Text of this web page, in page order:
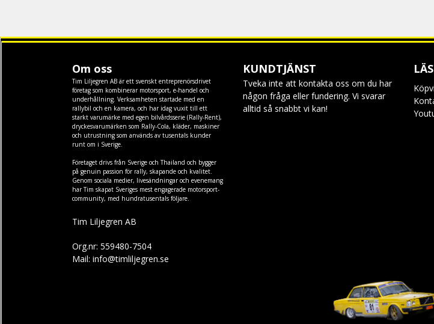
Om oss
Tim Liljegren AB är ett svenskt entreprenörsdrivet
företag som kombinerar motorsport, e-handel och
underhållning. Verksamheten startade med en
rallybil och en kamera, och har idag vuxit till ett
starkt varumärke med egen bilvårdsserie (Rally-Rent),
dryckesvarumärken som Rally-Cola, kläder, maskiner
och utrustning som används av tusentals kunder
runt om i Sverige.
Företaget drivs från Sverige och Thailand och bygger
på genuin passion för rally, skapande och kvalitet.
Genom sociala medier, livesändningar och evenemang
har Tim skapat Sveriges mest engagerade motorsport-
community, med hundratusentals följare.
Tim Liljegren AB
Org.nr: 559480-7504
Mail: info@timliljegren.se
KUNDTJÄNST
Tveka inte att kontakta oss om du har
någon fråga eller fundering. Vi svarar
alltid så snabbt vi kan!